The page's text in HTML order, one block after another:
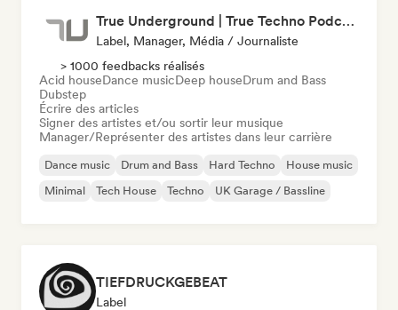
True Underground | True Techno Podcast | ONE
Label, Manager, Média / Journaliste
> 1000 feedbacks réalisés
Acid houseDance musicDeep houseDrum and Bass
Dubstep
Écrire des articles
Signer des artistes et/ou sortir leur musique
Manager/Représenter des artistes dans leur carrière
Dance music Drum and Bass Hard Techno
House music
Minimal
Tech House Techno UK Garage / Bassline
TIEFDRUCKGEBEAT
Label